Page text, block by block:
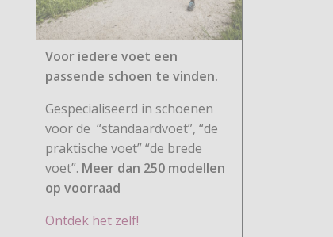
Voor iedere voet een
passende schoen te vinden.
Gespecialiseerd in schoenen
voor de “standaardvoet”, “de
praktische voet” “de brede
voet”. Meer dan 250 modellen
op voorraad
Ontdek het zelf!